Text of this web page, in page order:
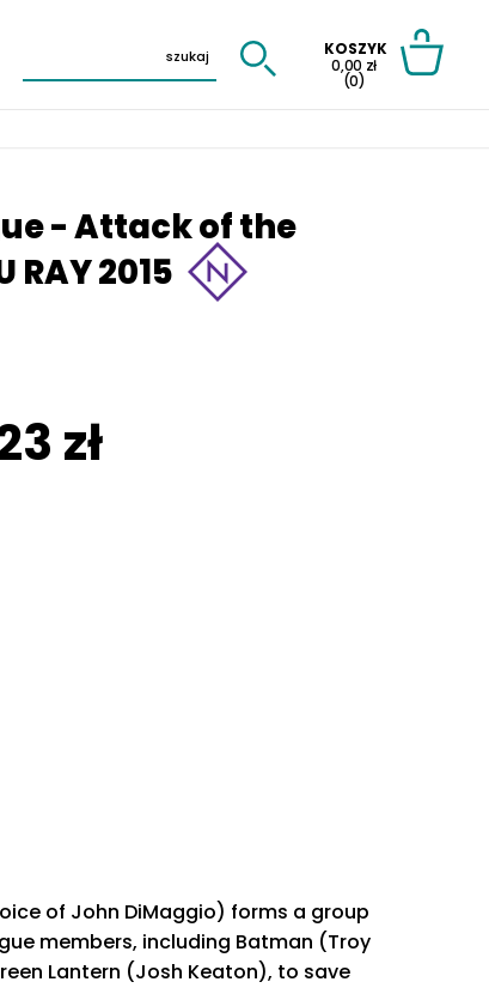
KOSZYK
0,00 zł
(0)
- Attack of the
RAY 2015
zł
of John DiMaggio) forms a group
members, including Batman (Troy
Lantern (Josh Keaton), to save